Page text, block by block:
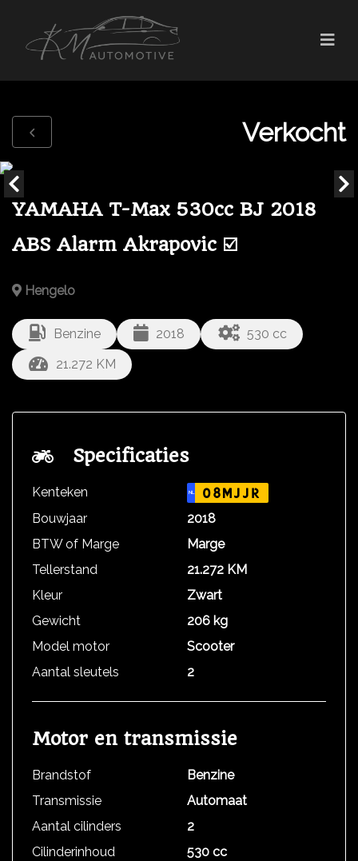
Verkocht
YAMAHA T-Max 530cc BJ 2018
ABS Alarm Akrapovic ☑️
Hengelo
Benzine 2018 530 cc
21.272 KM
Specificaties
Kenteken NL 08MJJR
Bouwjaar
2018
BTW of Marge
Marge
Tellerstand
21.272 KM
Kleur
Zwart
Gewicht
206 kg
Model motor
Scooter
Aantal sleutels
2
Motor en transmissie
Brandstof
Benzine
Transmissie
Automaat
Aantal cilinders
2
Cilinderinhoud
530 cc